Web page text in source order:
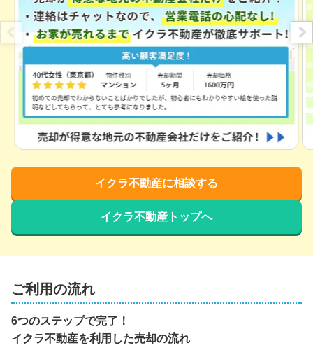
イクラ不動産に相談する
イクラ不動産トップへ
ご利用の流れ
6つのステップで完了！
イクラ不動産を利用した売却の流れ